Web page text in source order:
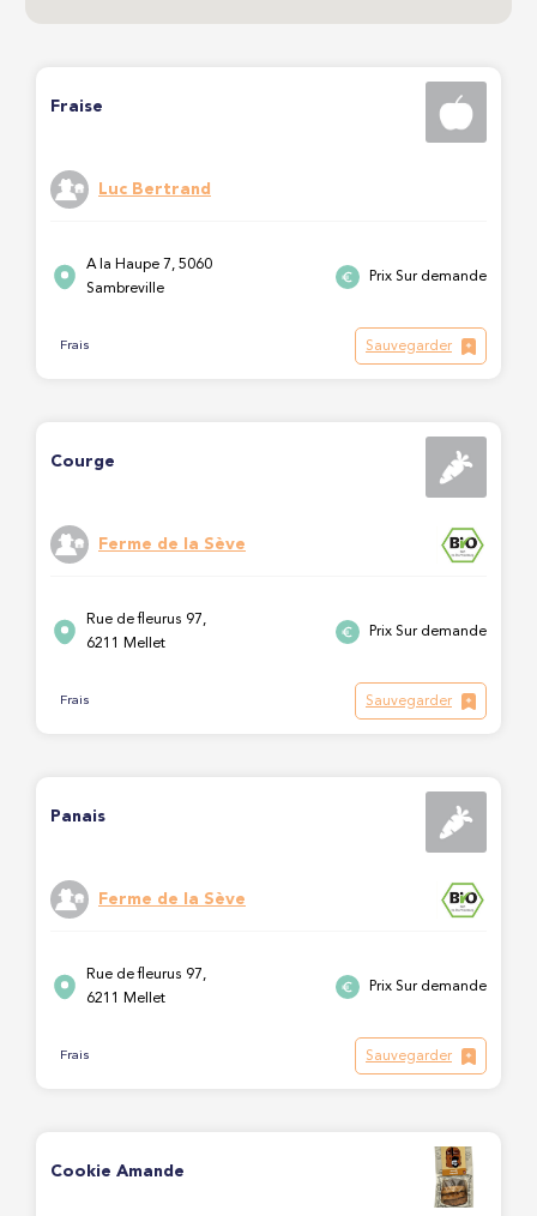
Fraise
Luc Bertrand
A la Haupe 7, 5060
Sambreville
Prix Sur demande
Frais Sauvegarder
Courge
Ferme de la Sève
Rue de fleurus 97,
6211 Mellet
Prix Sur demande
Frais Sauvegarder
Panais
Ferme de la Sève
Rue de fleurus 97,
6211 Mellet
Prix Sur demande
Frais Sauvegarder
Cookie Amande